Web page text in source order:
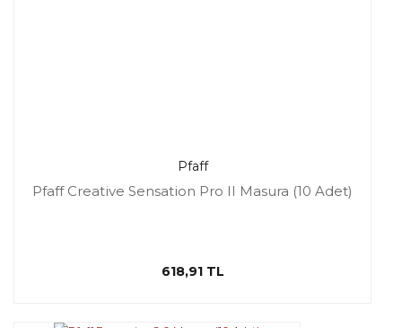
Pfaff
Pfaff Creative Sensation Pro II Masura (10 Adet)
618,91 TL